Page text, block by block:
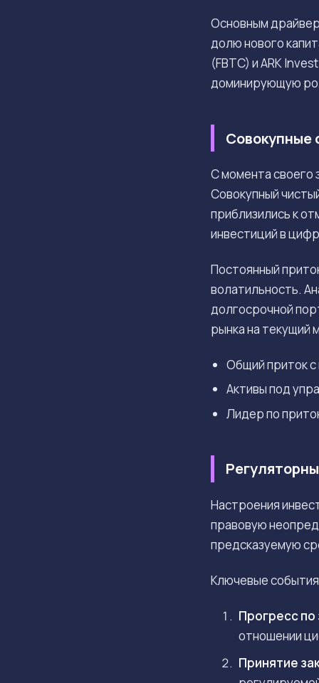
Основным
долю нового
(FBTC) и ARK
доминирующую
Совокупные
С момента своего
Совокупный
приблизились к
инвестиций в
Постоянный
волатильность.
долгосрочной
рынка на текущий
Общий приток
Активы под
Лидер по
Настроения
правовую
предсказуемую
Ключевые
Прогресс по
отношении
Принятие